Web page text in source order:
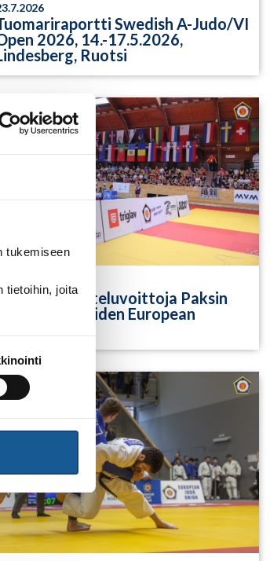
tukemiseen
tietoihin, joita
Swedish A-Judo/VI
2026, 14.-17.5.2026,
Ruotsi
otteluvoittoja Paksin
alle 21-vuotiaiden European